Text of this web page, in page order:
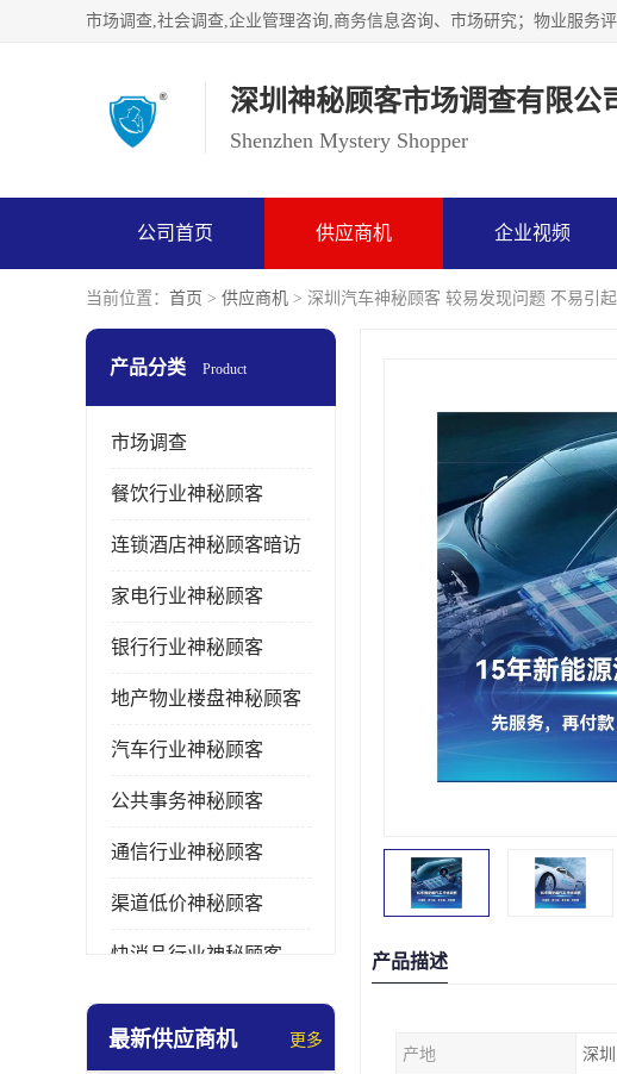
深圳神秘顾客市场调查有限公
Shenzhen Mystery Shopper
公司首页 供应商机 企业视频
当前位置： 首页 > 供应商机 > 深圳汽车神秘顾客 较易发现问题 不易引
产品分类 Product
市场调查
餐饮行业神秘顾客
连锁酒店神秘顾客暗访
家电行业神秘顾客
银行行业神秘顾客
地产物业楼盘神秘顾客
汽车行业神秘顾客
公共事务神秘顾客
通信行业神秘顾客
渠道低价神秘顾客
快消品行业神秘顾客
医疗行业神秘顾客
最新供应商机 更多
产品描述
产地 深圳